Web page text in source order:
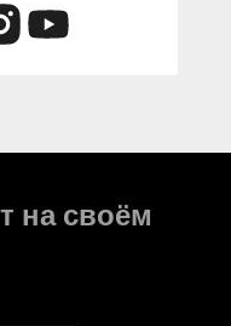
на своём